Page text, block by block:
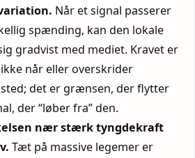
Når et signal passerer
spænding, kan den lokale
gradvist med mediet. Kravet er
når eller overskrider
det er grænsen, der flytter
der “løber fra” den.
nær stærk tyngdekraft
Tæt på massive legemer er